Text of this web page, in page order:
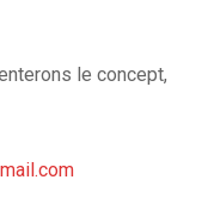
le concept,